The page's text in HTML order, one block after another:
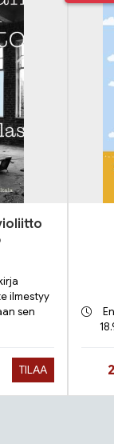
ilmestyy
sen
TILAA